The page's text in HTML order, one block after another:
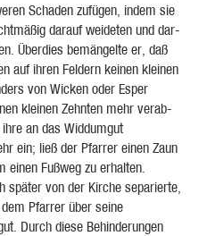
Schaden zufügen, indem sie
darauf weideten und dar­
Überdies bemängelte er, daß
auf ihren Fel­dern keinen klei­nen
von Wicken oder Esper
kleinen Zehnten mehr verab­
an das Widdumgut
ein; ließ der Pfarrer einen Zaun
Fußweg zu erhalten.
später von der Kirche separierte,
Pfarrer über seine
Durch diese Behinderungen